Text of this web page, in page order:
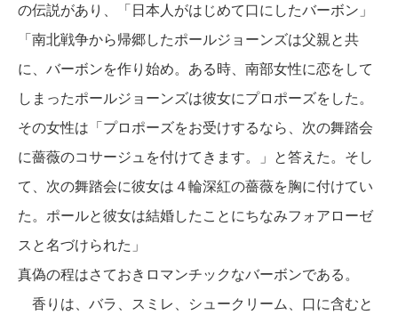
の伝説があり、「日本人がはじめて口にしたバーボン」
「南北戦争から帰郷したポールジョーンズは父親と共
に、バーボンを作り始め。ある時、南部女性に恋をして
しまったポールジョーンズは彼女にプロポーズをした。
その女性は「プロポーズをお受けするなら、次の舞踏会
に薔薇のコサージュを付けてきます。」と答えた。そし
て、次の舞踏会に彼女は４輪深紅の薔薇を胸に付けてい
た。ポールと彼女は結婚したことにちなみフォアローゼ
スと名づけられた」
真偽の程はさておきロマンチックなバーボンである。
香りは、バラ、スミレ、シュークリーム、口に含むと